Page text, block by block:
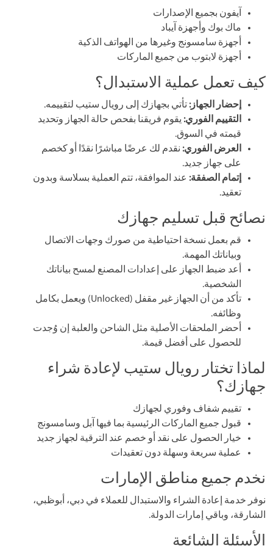
آيفون بجميع الإصدارات
ماك بوك وأجهزة آيباد
أجهزة سامسونج وغيرها من الهواتف الذكية
أجهزة لابتوب من جميع الماركات
كيف تعمل عملية الاستبدال؟
إحضار الجهاز: تأتي بجهازك إلى رويال ستيب لتقييمه.
التقييم الفوري: يقوم فريقنا بفحص حالة الجهاز وتحديد
قيمته في السوق.
العرض الفوري: نقدم لك عرضًا مباشرًا نقدًا أو كخصم
على جهاز جديد.
إتمام الصفقة: عند الموافقة، تتم العملية بسلاسة وبدون
تعقيد.
نصائح قبل تسليم جهازك
قم بعمل نسخة احتياطية من صورك وجهات الاتصال
وبياناتك المهمة.
أعد ضبط الجهاز على إعدادات المصنع لمسح بياناتك
الشخصية.
تأكد من أن الجهاز غير مقفل (Unlocked) ويعمل بكامل
وظائفه.
أحضر الملحقات الأصلية مثل الشاحن والعلبة إن وُجدت
للحصول على أفضل قيمة.
لماذا تختار رويال ستيب لإعادة شراء
جهازك؟
تقييم شفاف وفوري لجهازك
قبول جميع الماركات الرئيسية بما فيها آبل وسامسونج
خيار الحصول على نقد أو خصم عند الترقية لجهاز جديد
عملية سريعة وسهلة دون تعقيدات
نخدم جميع مناطق الإمارات
نوفر خدمة إعادة الشراء والاستبدال للعملاء في دبي، أبوظبي،
الشارقة، وباقي إمارات الدولة.
الأسئلة الشائعة